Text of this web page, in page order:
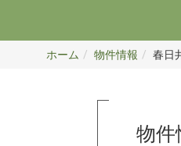
ホーム 物件情報 春日
物件